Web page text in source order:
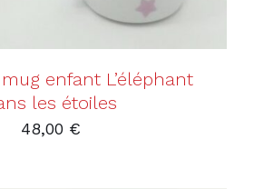
enfant L’éléphant
les étoiles
48,00 €